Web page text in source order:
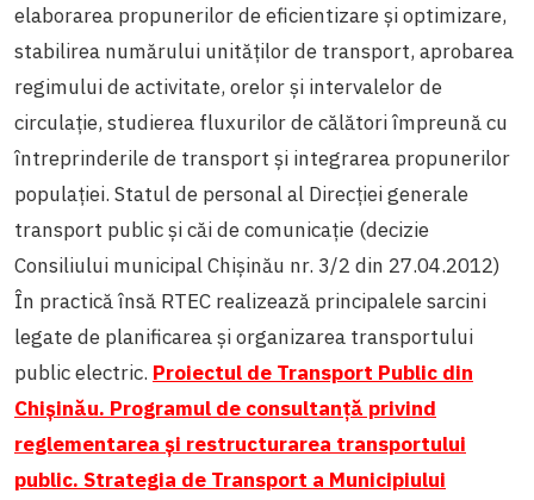
elaborarea propunerilor de eficientizare și optimizare,
stabilirea numărului unităților de transport, aprobarea
regimului de activitate, orelor și intervalelor de
circulație, studierea fluxurilor de călători împreună cu
întreprinderile de transport și integrarea propunerilor
populației. Statul de personal al Direcţiei generale
transport public şi căi de comunicaţie (decizie
Consiliului municipal Chişinău nr. 3/2 din 27.04.2012)
În practică însă RTEC realizează principalele sarcini
legate de planificarea și organizarea transportului
public electric. Proiectul de Transport Public din
Chişinău. Programul de consultanţă privind
reglementarea şi restructurarea transportului
public. Strategia de Transport a Municipiului